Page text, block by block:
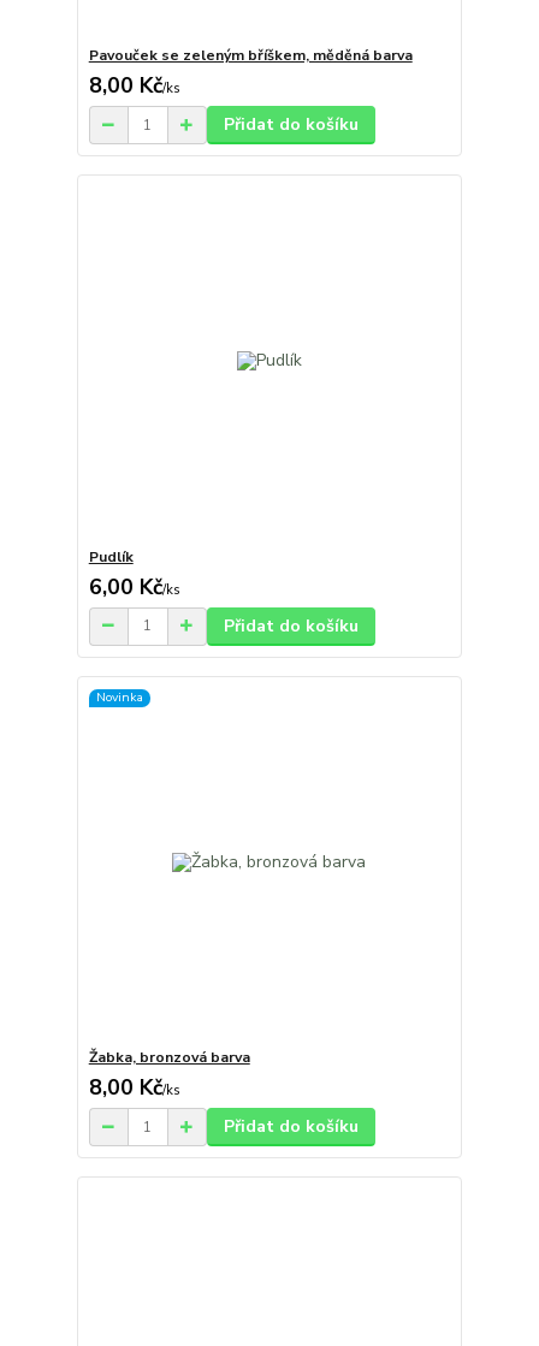
Pavouček se zeleným bříškem, měděná barva
8,00 Kč/ks
Přidat do košíku
Pudlík
6,00 Kč/ks
Přidat do košíku
Novinka
Žabka, bronzová barva
8,00 Kč/ks
Přidat do košíku